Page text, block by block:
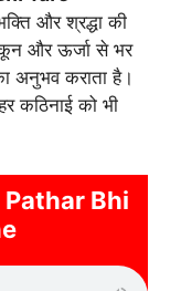
और श्रद्धा की
और ऊर्जा से भर
अनुभव कराता है।
कठिनाई को भी
Pathar Bhi